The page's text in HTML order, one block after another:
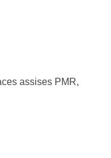
assises PMR,